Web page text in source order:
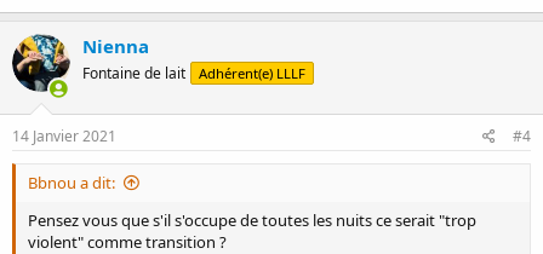
Nienna
Fontaine de lait Adhérent(e) LLLF
14 Janvier 2021 #4
Bbnou a dit:
Pensez vous que s'il s'occupe de toutes les nuits ce serait "trop
violent" comme transition ?